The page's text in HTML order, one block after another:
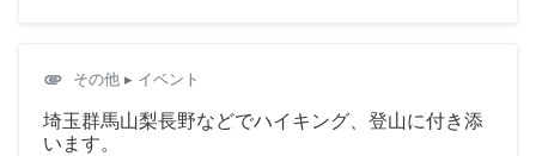
attachment その他 ▸ イベント
埼玉群馬山梨長野などでハイキング、登山に付き添
います。